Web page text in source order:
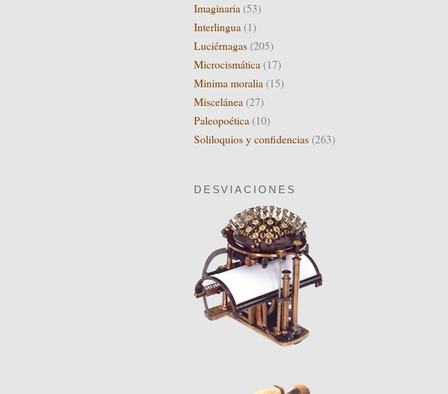
Imaginaria (53)
Interlingua (1)
Luciérnagas (205)
Microcismática (17)
Minima moralia (15)
Miscelánea (27)
Paleopoética (10)
Soliloquios y confidencias (263)
DESVIACIONES